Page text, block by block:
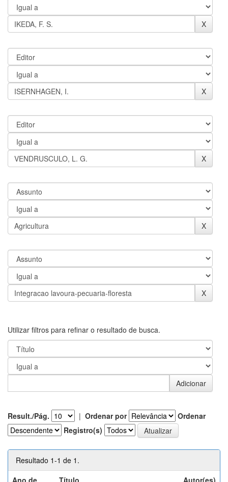
Utilizar filtros para refinar o resultado de busca.
Result./Pág. | Ordenar por
Ordenar
Registro(s)
Resultado 1-1 de 1.
Ano de
Título Autor(es)